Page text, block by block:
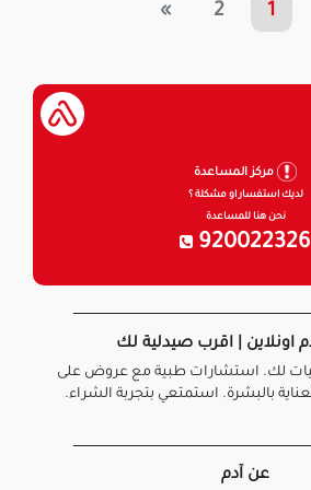
1
2
»
مركز المساعدة
لديك استفسار او مشكلة ؟
نحن هنا للمساعدة
920022326
اونلاين | اقرب صيدلية لك
لك. استشارات طبية مع عروض على
بالبشرة. استمتعي بتجربة الشراء.
عن آدم